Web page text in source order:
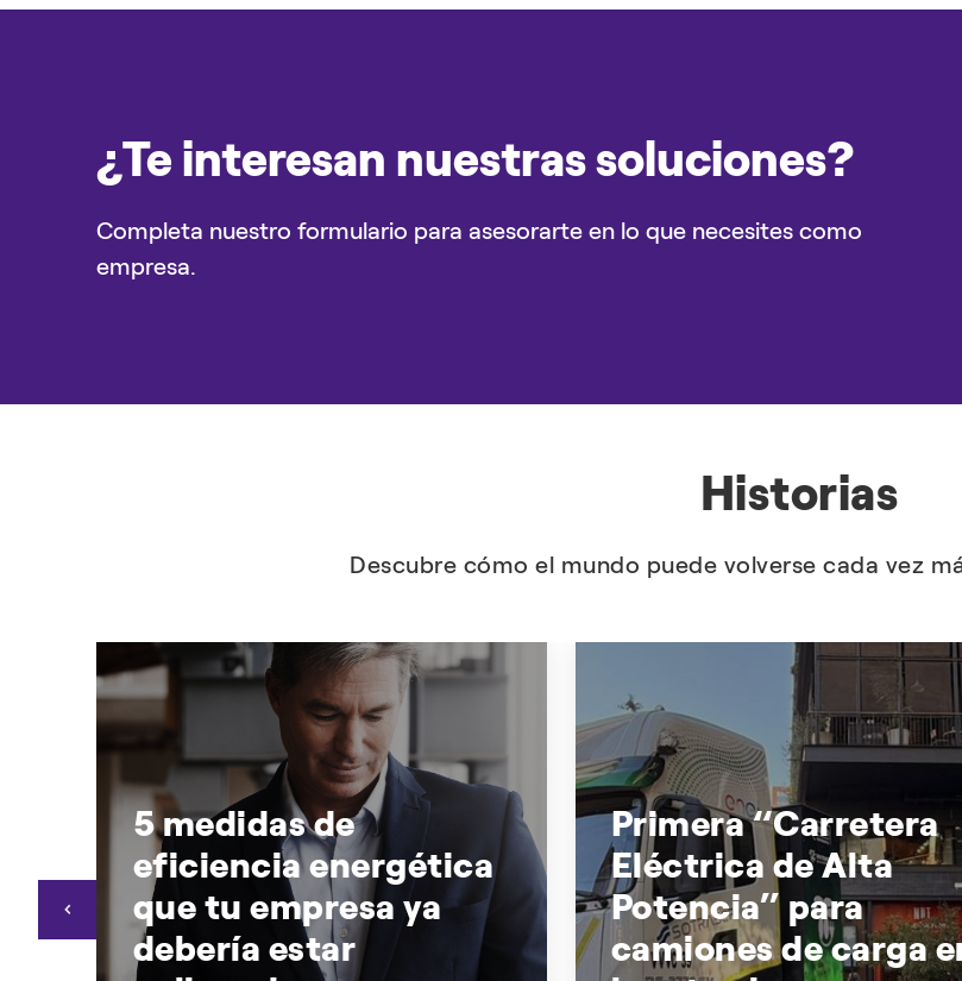
¿Te interesan nuestras soluciones?
Completa nuestro formulario para asesorarte en lo que necesites como
empresa.
Historias
Descubre cómo el mundo puede volverse cada vez
5 medidas de
eficiencia energética
que tu empresa ya
debería estar
Primera “Carretera
Eléctrica de Alta
Potencia” para
camiones de carga